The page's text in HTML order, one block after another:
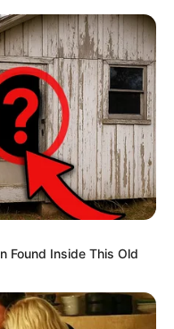
Found Inside This Old